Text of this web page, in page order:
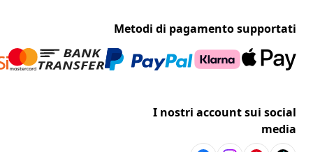
Metodi di pagamento supportati
I nostri account sui social
media